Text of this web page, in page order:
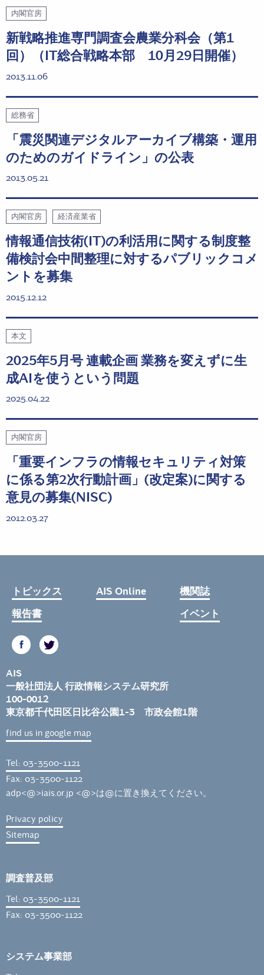
内閣官房
新戦略推進専門調査会農業分科会（第1
回）（IT総合戦略本部 10月29日開催）
2013.11.06
総務省
「震災関連デジタルアーカイブ構築・運用
のためのガイドライン」の公表
2013.05.21
内閣官房 経済産業省
情報通信技術(IT)の利活用に関する制度整
備検討会中間整理に対するパブリックコメ
ントを募集
2015.12.12
本文
2025年5月号 連載企画 業務を変えずに生
成AIを使うという問題
2025.04.22
内閣官房
「重要インフラの情報セキュリティ対策
に係る第2次行動計画」(改定案)に関する
意見の募集(NISC)
2012.03.27
トピックス AIS Online
機関誌
報告書
イベント
AIS
一般社団法人 行政情報システム研究所
100-0012
東京都千代田区日比谷公園1-3 市政会館1階
find us in google map
Tel: 03-3500-1121
Fax: 03-3500-1122
adp<@>iais.or.jp <@>は@に置き換えてください。
Privacy policy
Sitemap
調査普及部
Tel: 03-3500-1121
Fax: 03-3500-1122
システム事業部